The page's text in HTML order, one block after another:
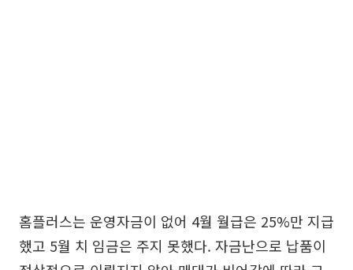
홈플러스는 운영자금이 없어 4월 월급은 25%만 지급
했고 5월 치 임금은 주지 못했다. 자금난으로 납품이